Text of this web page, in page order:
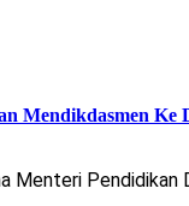
Mendikdasmen Ke
Menteri